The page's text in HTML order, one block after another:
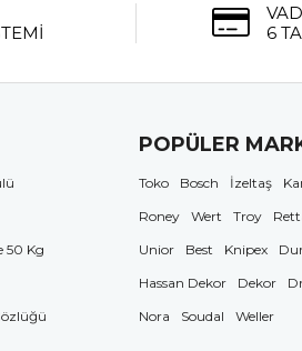
6
50 Kg
POPÜLER
Toko Bosch İzeltaş
Roney
Wert Troy
Unior
Best Knipex
Hassan Dekor
Dekor
Nora
Soudal Weller